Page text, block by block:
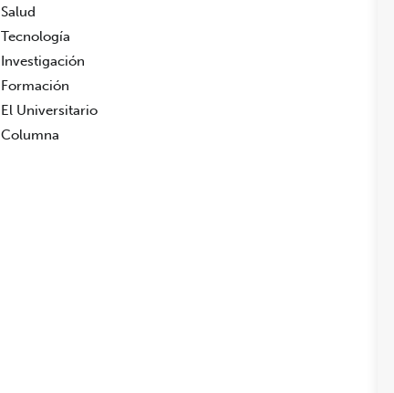
Salud
Tecnología
Investigación
Formación
El Universitario
Columna